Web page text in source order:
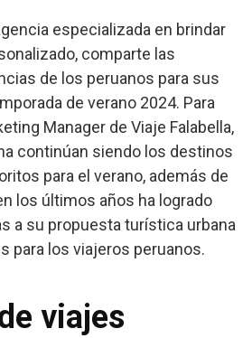
especializada en brindar
comparte las
de los peruanos para sus
de verano 2024. Para
Manager de Viaje Falabella,
continúan siendo los destinos
para el verano, además de
los últimos años ha logrado
a su propuesta turística urbana
para los viajeros peruanos.
viajes